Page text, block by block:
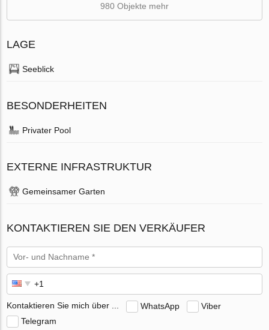
980 Objekte mehr
LAGE
Seeblick
BESONDERHEITEN
Privater Pool
EXTERNE INFRASTRUKTUR
Gemeinsamer Garten
KONTAKTIEREN SIE DEN VERKÄUFER
Kontaktieren Sie mich über ... WhatsApp
Viber
Telegram